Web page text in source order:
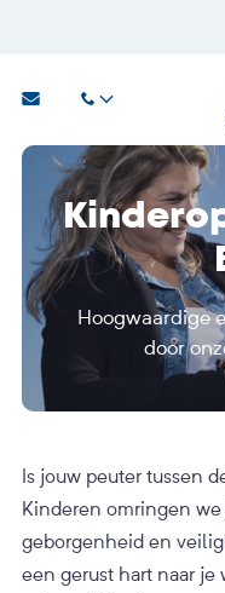
Hoogwaardige
door
Is jouw peuter tussen
Kinderen omringen
geborgenheid en
een gerust hart naar